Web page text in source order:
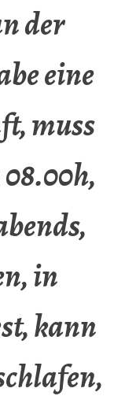
der
eine
muss
in
kann